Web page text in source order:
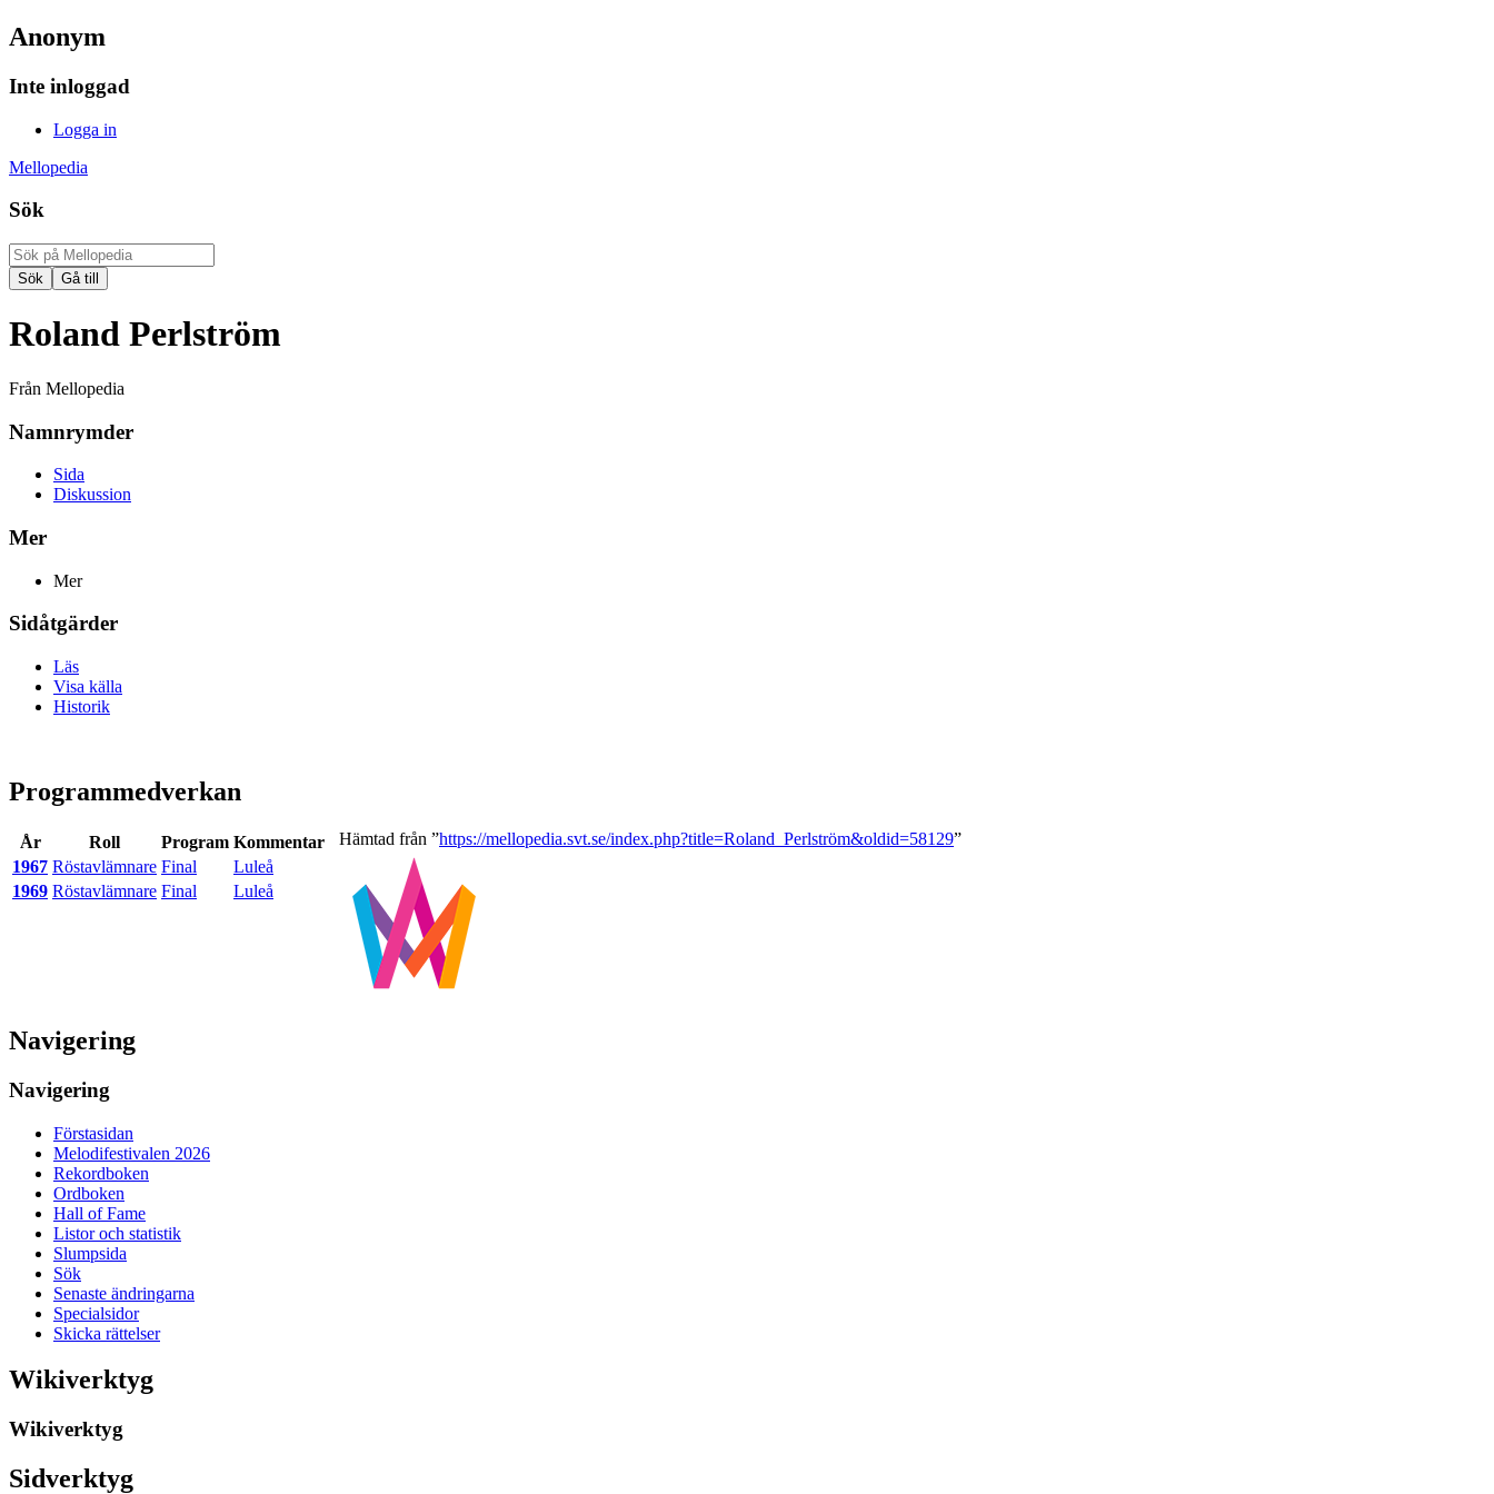
Anonym
Inte inloggad
Logga in
Mellopedia
Sök
Roland Perlström
Från Mellopedia
Namnrymder
Sida
Diskussion
Mer
Mer
Sidåtgärder
Läs
Visa källa
Historik
Programmedverkan
År Roll Program Kommentar
1967 Röstavlämnare Final
Luleå
1969 Röstavlämnare Final Luleå
Hämtad från ”https://mellopedia.svt.se/index.php?title=Roland_Perlström&oldid=58129”
Navigering
Navigering
Förstasidan
Melodifestivalen 2026
Rekordboken
Ordboken
Hall of Fame
Listor och statistik
Slumpsida
Sök
Senaste ändringarna
Specialsidor
Skicka rättelser
Wikiverktyg
Wikiverktyg
Sidverktyg